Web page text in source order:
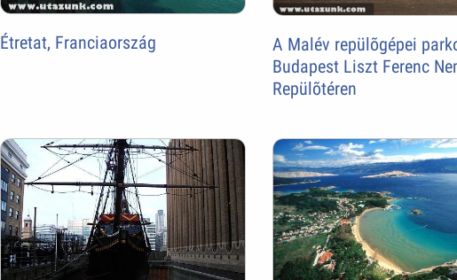
Étretat, Franciaország
A Malév repülõgépei
Budapest Liszt Ferenc
Repülõtéren